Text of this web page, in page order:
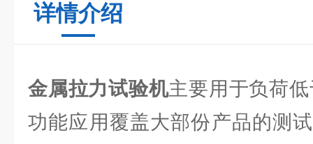
详情介绍
金属拉力试验机主要用于负荷
功能应用覆盖大部份产品的测